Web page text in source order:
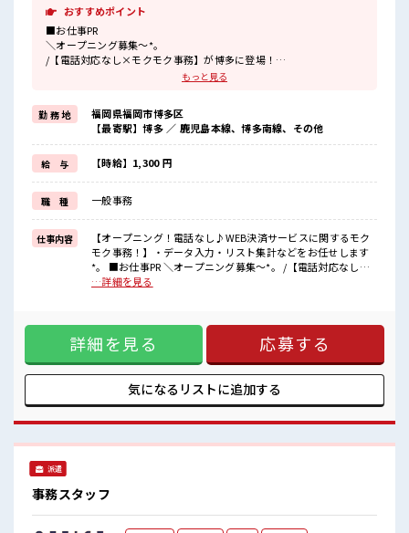
おすすめポイント
■お仕事PR
＼オープニング募集～*。
/【電話対応なし×モクモク事務】が博多に登場！
今回は《WEB決済サービス》に関するデータ入力や簡単なリスト集
ればOKと必要スキルはハードル低めだから未経験さんの事務デビュ
ーや、
ブランク復帰の場にもオススメですよ〇さらに人気条件の【土日祝
休み×残業少なめ】で無理なく働けるのもこちらのお仕事のポイン
ト♪
今回は5名限定募集！
人気枠だから少しでも気になったら早めに応募しよ～♪
■職場の雰囲気
《ヘアカラー&ネイル&服装自由(デニムもOK)》トーンダウンやオ
フの必要なし♪
オシャレも楽しめる環境です*。
【早めにお給料を受け取れる日払い申請も受付中！
もっと見る
勤 務 地
福岡県福岡市博多区
【最寄駅】博多 ／ 鹿児島本線、博多南線、その他
給 与 【時給】1,300 円
職 種 一般事務
仕事内容
【オープニング！電話なし♪WEB決済サービスに関するモク
モク事務！】・データ入力・リスト集計などをお任せします
*。 ■お仕事PR ＼オープニング募集～*。 /【電話対応なし×
モクモク事務】が博多に登場！ 今回は《WEB決済サービス》
キルはハードル低めだから未経験さんの事務デビューや、 ブ
ランク復帰の場にもオススメですよ〇さらに人気条件の【土
日祝休み×残業少なめ】で無理なく働けるのもこちらのお仕
事のポイント♪ 今回は5名限定募集！ 人気枠だから少しでも
気になったら早めに応募しよ～♪ ■職場の雰囲気 《ヘアカラ
ー&ネイル&服装自由(デニムもOK)》トーンダウンやオフの
を受け取れる日払い申請も受付中！ 】
…詳細を見る
詳細を見る 応募する
気になるリストに追加する
派遣
事務スタッフ